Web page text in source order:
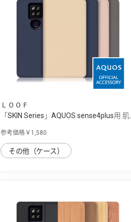
ＬＯＯＦ
「SKIN Series」AQUOS sense4plus用 肌...
参考価格￥1,580
その他（ケース）